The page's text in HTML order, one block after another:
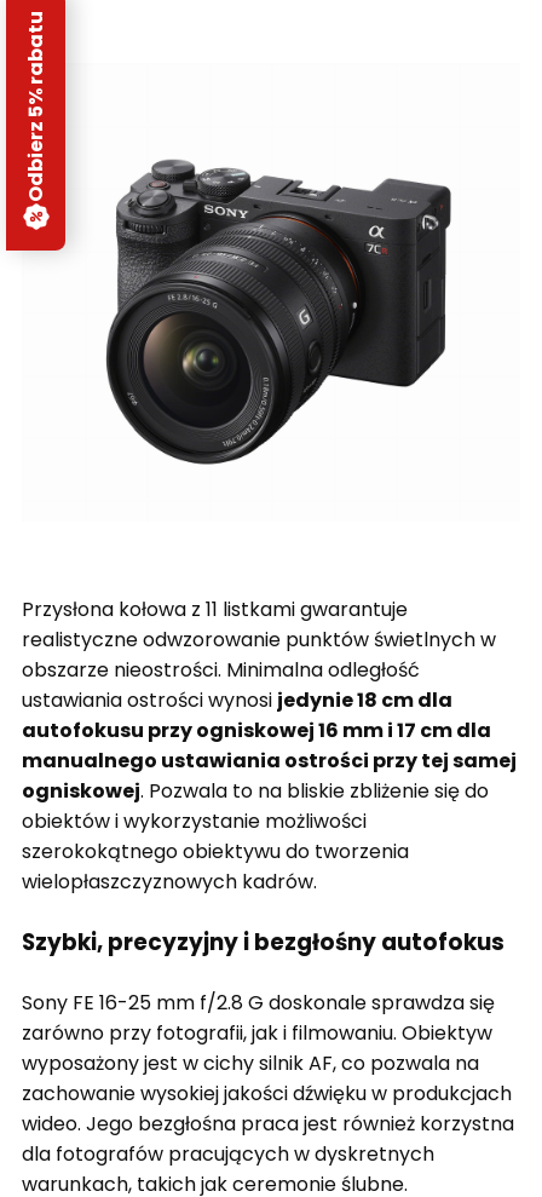
Przysłona kołowa z 11 listkami gwarantuje
realistyczne odwzorowanie punktów świetlnych w
obszarze nieostrości. Minimalna odległość
ustawiania ostrości wynosi jedynie 18 cm dla
autofokusu przy ogniskowej 16 mm i 17 cm dla
manualnego ustawiania ostrości przy tej samej
ogniskowej. Pozwala to na bliskie zbliżenie się do
obiektów i wykorzystanie możliwości
szerokokątnego obiektywu do tworzenia
wielopłaszczyznowych kadrów.
Szybki, precyzyjny i bezgłośny autofokus
Sony FE 16-25 mm f/2.8 G doskonale sprawdza się
zarówno przy fotografii, jak i filmowaniu. Obiektyw
wyposażony jest w cichy silnik AF, co pozwala na
zachowanie wysokiej jakości dźwięku w produkcjach
wideo. Jego bezgłośna praca jest również korzystna
dla fotografów pracujących w dyskretnych
warunkach, takich jak ceremonie ślubne.
Odbierz 5% rabatu